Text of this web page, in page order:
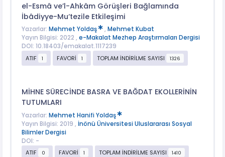
el-Esmâ ve’l-Ahkâm Görüşleri Bağlamında
İbâdiyye-Mu‘tezile Etkileşimi
Yazarlar: Mehmet Yoldaş , Mehmet Kubat
Yayın Bilgisi: 2022 , e-Makalat Mezhep Araştırmaları Dergisi
DOI: 10.18403/emakalat.1117239
ATIF
1 FAVORİ 1 TOPLAM İNDİRİLME SAYISI 1326
MİHNE SÜRECİNDE BASRA VE BAĞDAT EKOLLERİNİN
TUTUMLARI
Yazarlar: Mehmet Hanifi Yoldaş
Yayın Bilgisi: 2019 , İnönü Üniversitesi Uluslararası Sosyal
Bilimler Dergisi
DOI: -
ATIF
0 FAVORİ 1 TOPLAM İNDİRİLME SAYISI 1410